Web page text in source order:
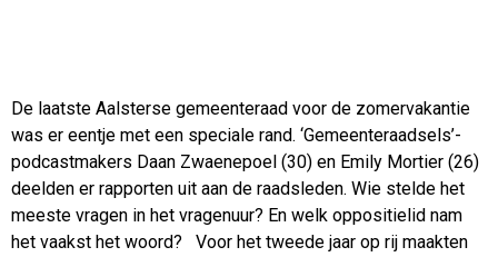
De laatste Aalsterse gemeenteraad voor de zomervakantie
was er eentje met een speciale rand. ‘Gemeenteraadsels’-
podcastmakers Daan Zwaenepoel (30) en Emily Mortier (26)
deelden er rapporten uit aan de raadsleden. Wie stelde het
meeste vragen in het vragenuur? En welk oppositielid nam
het vaakst het woord? Voor het tweede jaar op rij maakten